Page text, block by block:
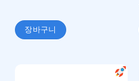
장바구니